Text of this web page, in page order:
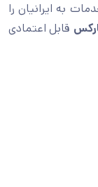
به ایرانیان را
قابل اعتمادی